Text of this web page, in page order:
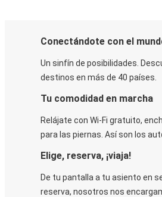
Conectándote con el
Un sinfín de posibilidades.
destinos en más de 40 países.
Tu comodidad en marcha
Relájate con Wi-Fi gratuito,
para las piernas. Así son los
Elige, reserva, ¡viaja!
De tu pantalla a tu asiento en
reserva, nosotros nos